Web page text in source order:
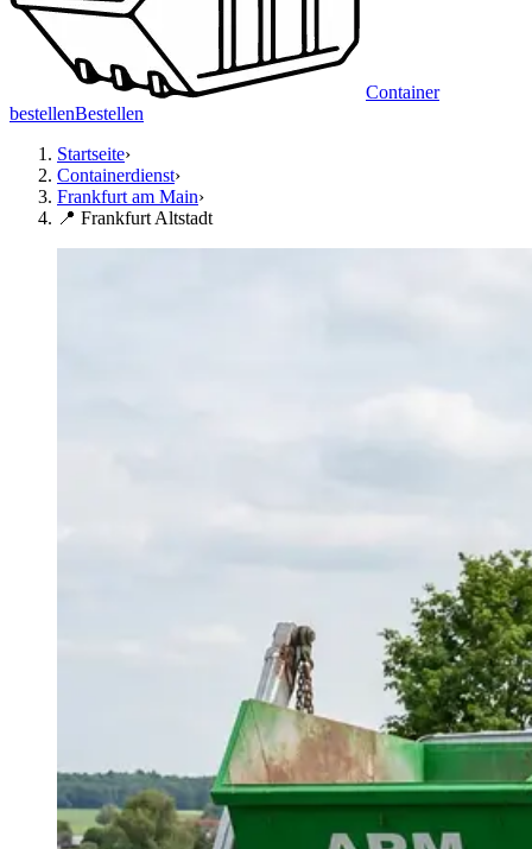
Container
bestellenBestellen
Startseite›
Containerdienst›
Frankfurt am Main›
📍 Frankfurt Altstadt